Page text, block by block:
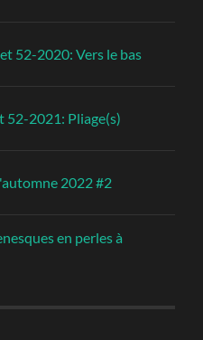
52-2020: Vers le bas
52-2021: Pliage(s)
2022 #2
en perles à